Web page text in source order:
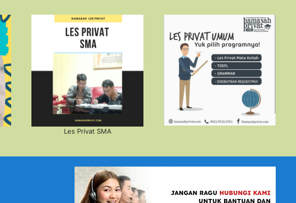
Les Privat SMA